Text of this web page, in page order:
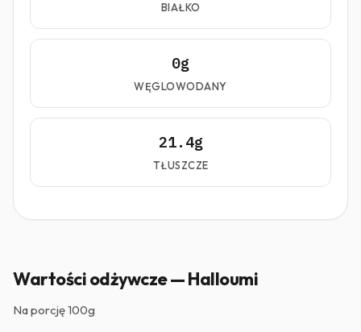
BIAŁKO
0g
WĘGLOWODANY
21.4g
TŁUSZCZE
Wartości odżywcze — Halloumi
Na porcję100g